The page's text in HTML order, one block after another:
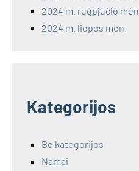
2024 m. rugpjūčio mėn.
2024 m. liepos mėn.
Kategorijos
Be kategorijos
Namai